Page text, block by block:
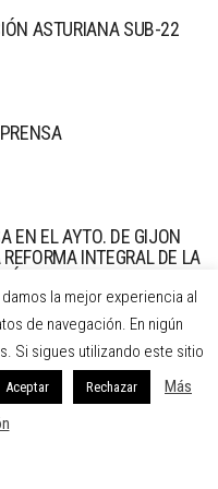
ASTURIANA SUB-22
EN EL AYTO. DE GIJON
INTEGRAL DE LA
PRINCIPADO DE ASTURIAS
la mejor experiencia al
de navegación. En nigún
Si sigues utilizando este sitio
Aceptar Rechazar
Más